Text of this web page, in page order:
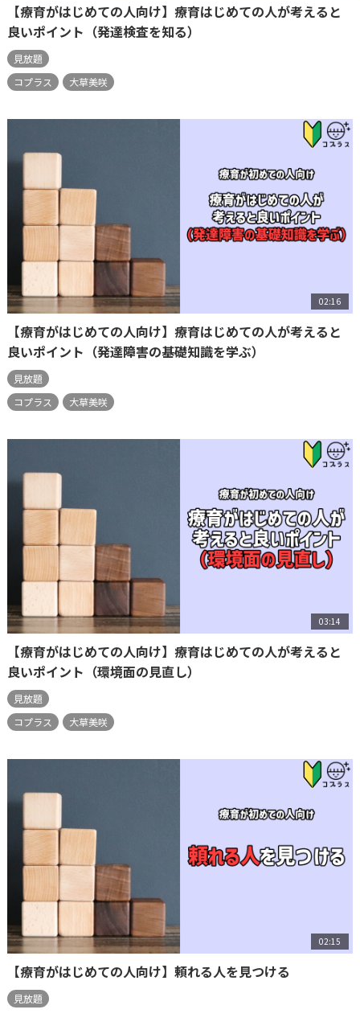
【療育がはじめての人向け】療育はじめての人が考えると
良いポイント（発達検査を知る）
見放題
コプラス
大草美咲
02:16
【療育がはじめての人向け】療育はじめての人が考えると
良いポイント（発達障害の基礎知識を学ぶ）
見放題
コプラス
大草美咲
03:14
【療育がはじめての人向け】療育はじめての人が考えると
良いポイント（環境面の見直し）
見放題
コプラス
大草美咲
02:15
【療育がはじめての人向け】頼れる人を見つける
見放題